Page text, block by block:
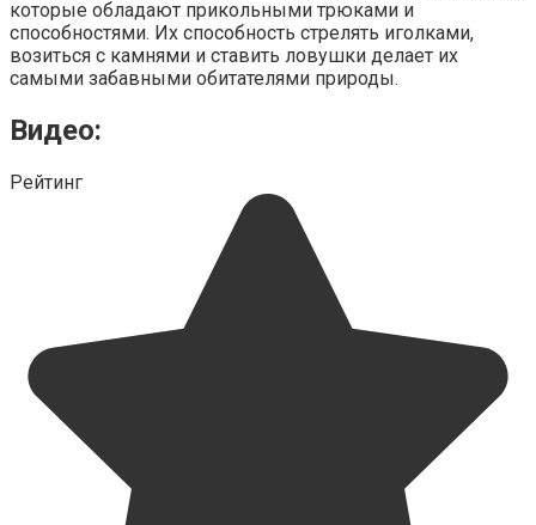
которые обладают прикольными трюками и
способностями. Их способность стрелять иголками,
возиться с камнями и ставить ловушки делает их
самыми забавными обитателями природы.
Видео:
Рейтинг